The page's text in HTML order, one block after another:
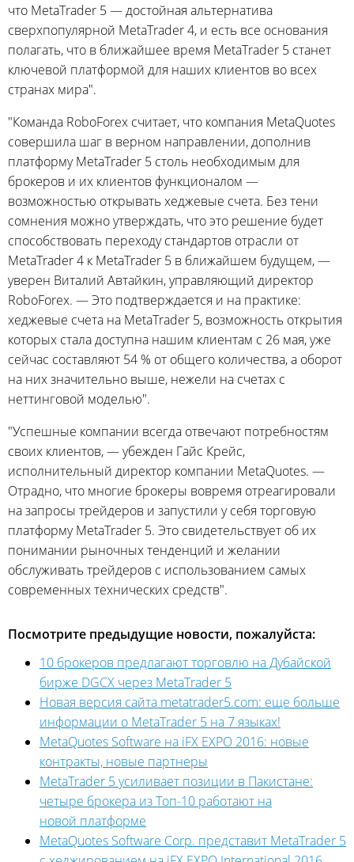
что MetaTrader 5 — достойная альтернатива
сверхпопулярной MetaTrader 4, и есть все основания
полагать, что в ближайшее время MetaTrader 5 станет
ключевой платформой для наших клиентов во всех
странах мира".
"Команда RoboForex считает, что компания MetaQuotes
совершила шаг в верном направлении, дополнив
платформу MetaTrader 5 столь необходимым для
брокеров и их клиентов функционалом —
возможностью открывать хеджевые счета. Без тени
сомнения можно утверждать, что это решение будет
способствовать переходу стандартов отрасли от
MetaTrader 4 к MetaTrader 5 в ближайшем будущем, —
уверен Виталий Автайкин, управляющий директор
RoboForex. — Это подтверждается и на практике:
хеджевые счета на MetaTrader 5, возможность открытия
которых стала доступна нашим клиентам с 26 мая, уже
сейчас составляют 54 % от общего количества, а оборот
на них значительно выше, нежели на счетах с
неттинговой моделью".
"Успешные компании всегда отвечают потребностям
своих клиентов, — убежден Гайс Крейс,
исполнительный директор компании MetaQuotes. —
Отрадно, что многие брокеры вовремя отреагировали
на запросы трейдеров и запустили у себя торговую
платформу MetaTrader 5. Это свидетельствует об их
понимании рыночных тенденций и желании
обслуживать трейдеров с использованием самых
современных технических средств".
Посмотрите предыдущие новости, пожалуйста:
10 брокеров предлагают торговлю на Дубайской
бирже DGCX через MetaTrader 5
Новая версия сайта metatrader5.com: еще больше
информации о MetaTrader 5 на 7 языках!
MetaQuotes Software на iFX EXPO 2016: новые
контракты, новые партнеры
MetaTrader 5 усиливает позиции в Пакистане:
четыре брокера из Топ-10 работают на
новой платформе
MetaQuotes Software Corp. представит MetaTrader 5